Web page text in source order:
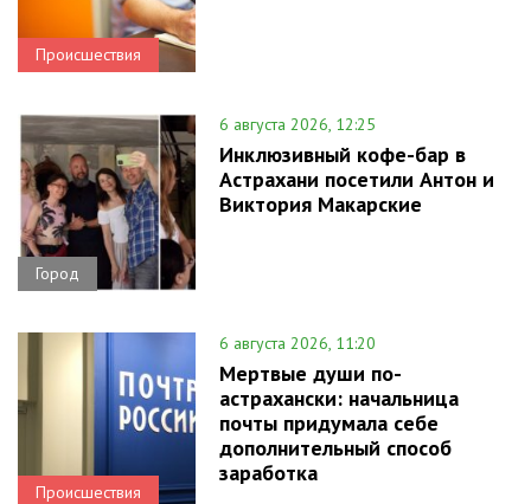
Происшествия
Город
6 августа 2026, 12:25
Инклюзивный кофе-бар в
Астрахани посетили Антон и
Виктория Макарские
Происшествия
6 августа 2026, 11:20
Мертвые души по-
астрахански: начальница
почты придумала себе
дополнительный способ
заработка